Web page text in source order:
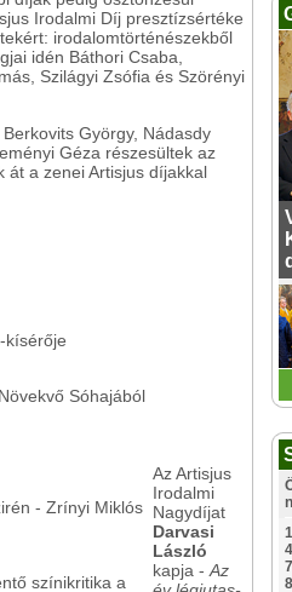
Irodalmi Díj presztízsértéke
irodalomtörténészekből
idén Báthori Csaba,
Szilágyi Zsófia és Szörényi
György, Nádasdy
Géza részesültek az
át a zenei Artisjus díjakkal
kísérője
Sóhajából
- Zrínyi Miklós
színikritika a
Az Artisjus
Irodalmi
Nagydíjat
Darvasi
László
kapja - Az